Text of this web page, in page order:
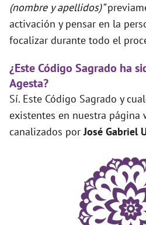
(nombre y apellidos)”
activación y pensar en la
focalizar durante todo el
¿Este Código Sagrado ha
Agesta?
Sí. Este Código Sagrado y
existentes en nuestra página
canalizados porJosé Gabriel